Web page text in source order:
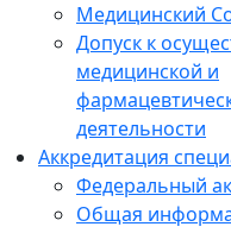
Медицинский
Допуск к
медицинской и
деятельности
Аккредитация
Федеральный
Общая